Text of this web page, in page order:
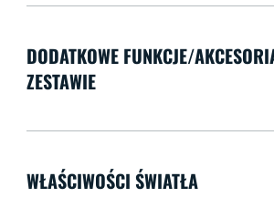
DODATKOWE FUNKCJE/
ZESTAWIE
WŁAŚCIWOŚCI ŚWIATŁA